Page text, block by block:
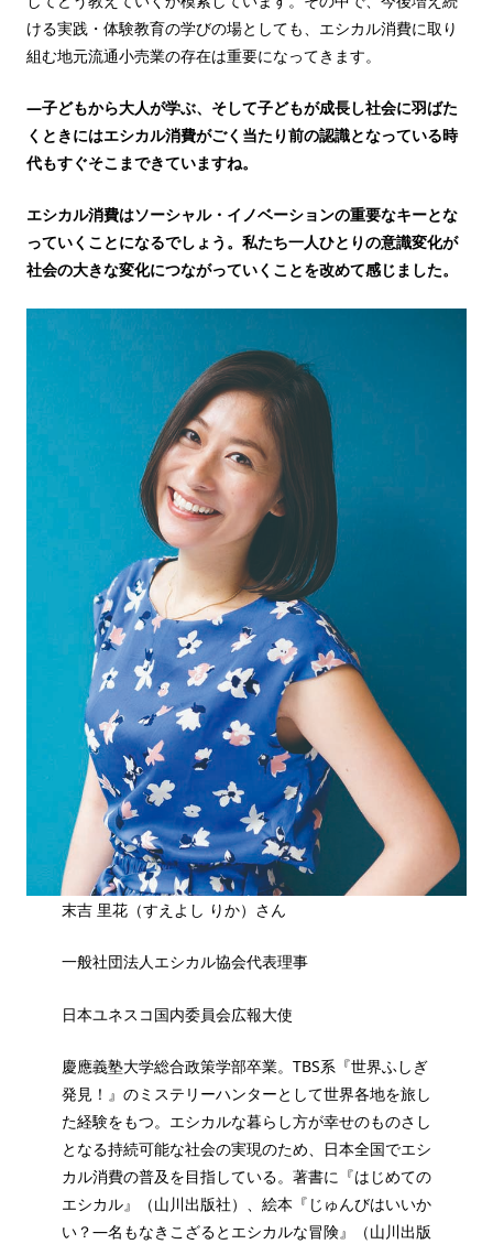
ける実践・体験教育の学びの場としても、エシカル消費に取り
組む地元流通小売業の存在は重要になってきます。
—子どもから大人が学ぶ、そして子どもが成長し社会に羽ばた
くときにはエシカル消費がごく当たり前の認識となっている時
代もすぐそこまできていますね。
エシカル消費はソーシャル・イノベーションの重要なキーとな
っていくことになるでしょう。私たち一人ひとりの意識変化が
社会の大きな変化につながっていくことを改めて感じました。
末吉 里花（すえよし りか）さん
一般社団法人エシカル協会代表理事
日本ユネスコ国内委員会広報大使
慶應義塾大学総合政策学部卒業。TBS系『世界ふしぎ
発見！』のミステリーハンターとして世界各地を旅し
た経験をもつ。エシカルな暮らし方が幸せのものさし
となる持続可能な社会の実現のため、日本全国でエシ
カル消費の普及を目指している。著書に『はじめての
エシカル』（山川出版社）、絵本『じゅんびはいいか
い？―名もなきこざるとエシカルな冒険』（山川出版